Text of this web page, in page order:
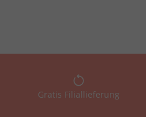
Gratis Filiallieferung